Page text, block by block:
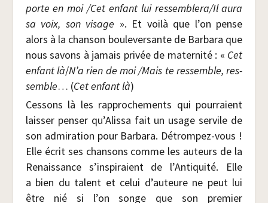
porte en moi /​Cet enfant lui ressemblera/​Il aura
sa voix, son visage ». Et voi­là que l’on pense
alors à la chan­son bou­le­ver­sante de Bar­ba­ra que
nous savons à jamais pri­vée de mater­ni­té : « Cet
enfant là/​N’a rien de moi /​Mais te res­semble, res­
semble… (Cet enfant là)
Ces­sons là les rap­pro­che­ments qui pour­raient
lais­ser pen­ser qu’Alissa fait un usage ser­vile de
son admi­ra­tion pour Bar­ba­ra. Détrom­pez-vous !
Elle écrit ses chan­sons comme les auteurs de la
Renais­sance s’inspiraient de l’Antiquité. Elle
a bien du talent et celui d’auteure ne peut lui
être nié si l’on songe que son pre­mier